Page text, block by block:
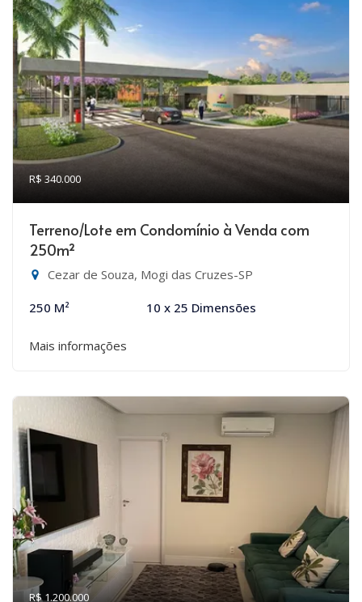
R$ 340.000
Terreno/Lote em Condomínio à Venda com
250m²
Cezar de Souza, Mogi das Cruzes-SP
250 M² 10 x 25 Dimensões
Mais informações
R$ 1.200.000